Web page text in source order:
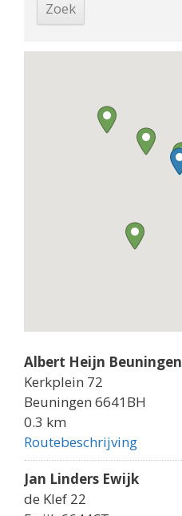
Albert Heijn Beuningen
Kerkplein 72
Beuningen 6641BH
0.3 km
Routebeschrijving
Jan Linders Ewijk
de Klef 22